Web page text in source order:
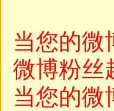
当您的微
微博粉丝
当您的微